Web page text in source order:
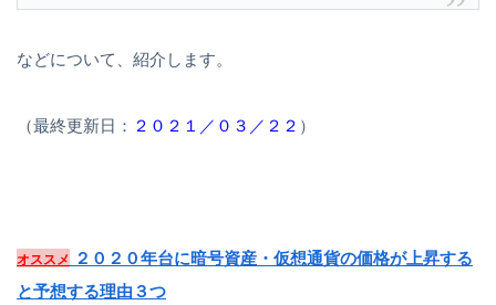
などについて、紹介します。
（最終更新日： ２０２１／０３／２２ ）
オススメ
２０２０年台に暗号資産・仮想通貨の価格が上昇する
と予想する理由３つ